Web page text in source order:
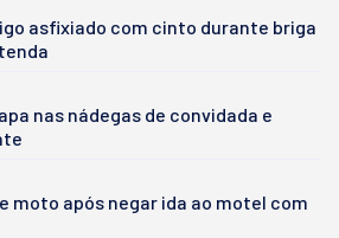
asfixiado com cinto durante briga
nas nádegas de convidada e
moto após negar ida ao motel com